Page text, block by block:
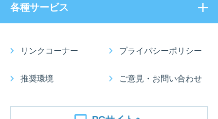
各種サービス
リンクコーナー プライバシーポリシー
推奨環境 ご意見・お問い合わせ